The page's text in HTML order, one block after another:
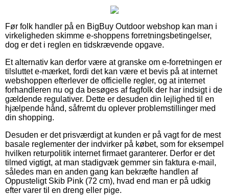
Før folk handler på en BigBuy Outdoor webshop kan man i
virkeligheden skimme e-shoppens forretningsbetingelser,
dog er det i reglen en tidskrævende opgave.
Et alternativ kan derfor være at granske om e-forretningen er
tilsluttet e-mærket, fordi det kan være et bevis på at internet
webshoppen efterlever de officielle regler, og at internet
forhandleren nu og da besøges af fagfolk der har indsigt i de
gældende regulativer. Dette er desuden din lejlighed til en
hjælpende hånd, såfremt du oplever problemstillinger med
din shopping.
Desuden er det prisværdigt at kunden er på vagt for de mest
basale reglementer der indvirker på købet, som for eksempel
hvilken returpolitik internet firmaet garanterer. Derfor er det
tilmed vigtigt, at man stadigvæk gemmer sin faktura e-mail,
således man en anden gang kan bekræfte handlen af
Oppusteligt Skib Pink (72 cm), hvad end man er på udkig
efter varer til en dreng eller pige.